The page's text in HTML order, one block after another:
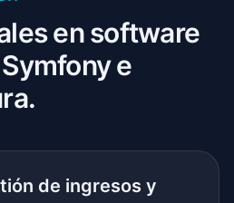
en software
e
de ingresos y